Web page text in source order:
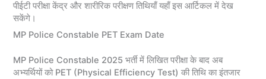
पीईटी परीक्षा केंद्र और शारीरिक परीक्षण तिथियाँ यहाँ इस आर्टिकल में देख
सकेंगे।
MP Police Constable PET Exam Date
MP Police Constable 2025 भर्ती में लिखित परीक्षा के बाद अब
अभ्यर्थियों को PET (Physical Efficiency Test) की तिथि का इंतजार